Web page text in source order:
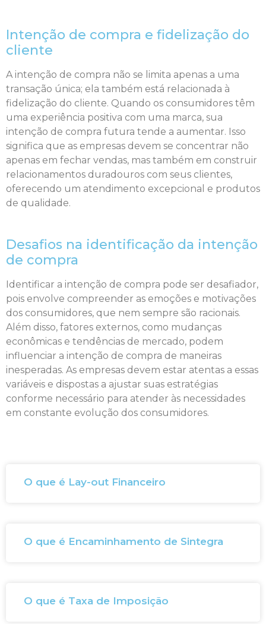
Intenção de compra e fidelização do
cliente
A intenção de compra não se limita apenas a uma
transação única; ela também está relacionada à
fidelização do cliente. Quando os consumidores têm
uma experiência positiva com uma marca, sua
intenção de compra futura tende a aumentar. Isso
significa que as empresas devem se concentrar não
apenas em fechar vendas, mas também em construir
relacionamentos duradouros com seus clientes,
oferecendo um atendimento excepcional e produtos
de qualidade.
Desafios na identificação da intenção
de compra
Identificar a intenção de compra pode ser desafiador,
pois envolve compreender as emoções e motivações
dos consumidores, que nem sempre são racionais.
Além disso, fatores externos, como mudanças
econômicas e tendências de mercado, podem
influenciar a intenção de compra de maneiras
inesperadas. As empresas devem estar atentas a essas
variáveis e dispostas a ajustar suas estratégias
conforme necessário para atender às necessidades
em constante evolução dos consumidores.
O que é Lay-out Financeiro
O que é Encaminhamento de Sintegra
O que é Taxa de Imposição